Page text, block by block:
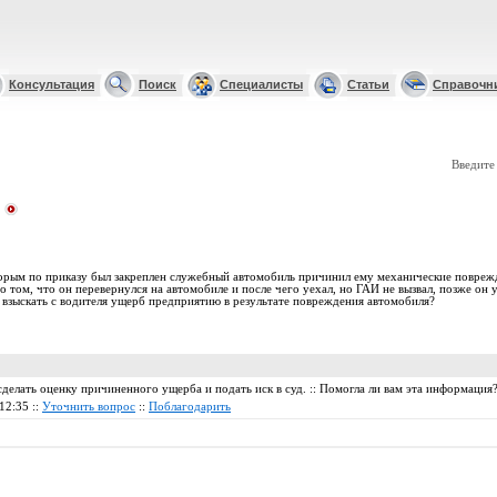
Консультация Поиск Специалисты Статьи
по приказу был закреплен служебный автомобиль причинил ему механические
том, что он перевернулся на автомобиле и после чего уехал, но ГАИ не вызвал, позже он
с водителя ущерб предприятию в результате повреждения автомобиля?
оценку причиненного ущерба и подать иск в суд. :: Помогла ли вам эта
:: Уточнить вопрос :: Поблагодарить